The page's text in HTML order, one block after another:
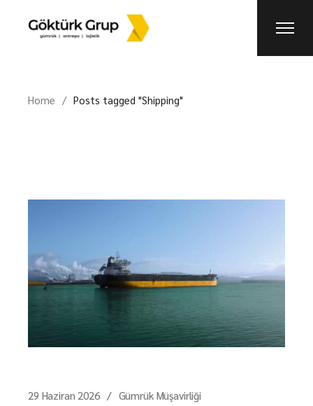
content
Home Posts tagged "Shipping"
29 Haziran 2026 Gümrük Müşavirliği